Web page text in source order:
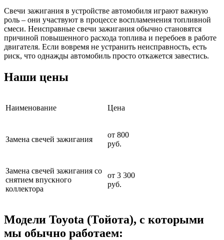
Свечи зажигания в устройстве автомобиля играют важную
роль – они участвуют в процессе воспламенения топливной
смеси. Неисправные свечи зажигания обычно становятся
причиной повышенного расхода топлива и перебоев в работе
двигателя. Если вовремя не устранить неисправность, есть
риск, что однажды автомобиль просто откажется завестись.
Наши цены
Наименование Цена
Замена свечей зажигания
от 800
руб.
Замена свечей зажигания со
снятием впускного
коллектора
от 3 300
руб.
Модели Toyota (Тойота), с которыми
мы обычно работаем: